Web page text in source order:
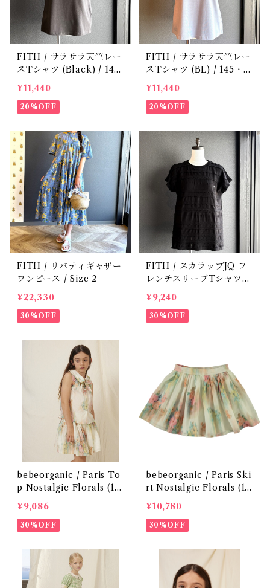
FITH / サラサラ天竺レー
スTシャツ (Black) / 14
5・155
¥11,440
20%OFF
FITH / サラサラ天竺レー
スTシャツ (BL) / 145・15
5
¥11,440
20%OFF
FITH / リバティギャザー
ワンピース / Size 2
¥22,330
30%OFF
FITH / スカラップJQ フ
レンチスリーブTシャツ
(Black) / Size 1・2
¥9,240
30%OFF
bebeorganic / Paris To
p Nostalgic Florals (1
0・12y)
¥9,086
30%OFF
bebeorganic / Paris Ski
rt Nostalgic Florals (1
0・12y)
¥10,780
30%OFF